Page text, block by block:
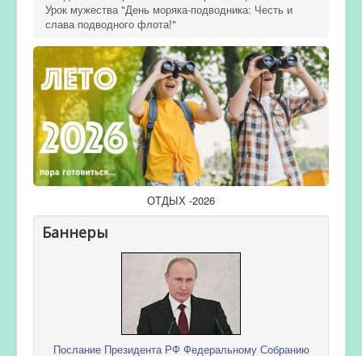
Урок мужества "День моряка-подводника: Честь и
слава подводного флота!"
ОТДЫХ -2026
Баннеры
Послание Президента РФ Федеральному Собранию